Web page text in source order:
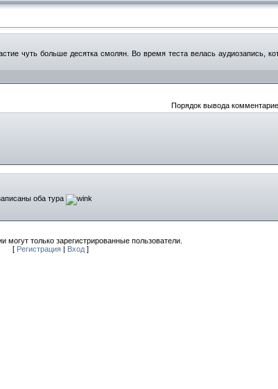
чуть больше десятка смолян. Во время теста велась аудиозапись,
Порядок вывода
оба тура
могут только зарегистрированные пользователи.
[ Регистрация | Вход ]